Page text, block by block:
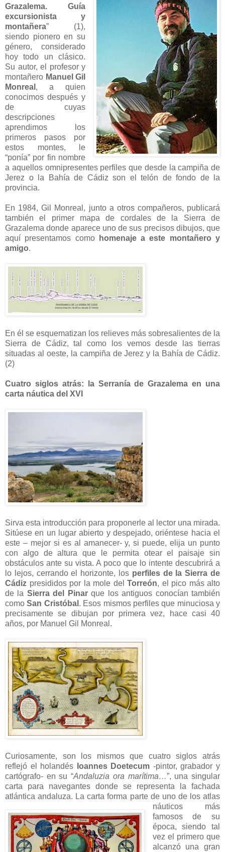
Grazalema. Guía
excursionista y
montañera” (1),
siendo pionero en su
género, considerado
hoy todo un clásico.
Su autor, el profesor y
montañero Manuel Gil
Monreal , a quien
conocimos después y
de cuyas
descripciones
aprendimos los
primeros pasos por
estos montes, le
“ponía” por fin nombre
a aquellos omnipresentes perfiles que desde la campiña de
Jerez o la Bahía de Cádiz son el telón de fondo de la
provincia.
En 1984, Gil Monreal, junto a otros compañeros, publicará
también el primer mapa de cordales de la Sierra de
Grazalema donde aparece uno de sus precisos dibujos, que
aquí presentamos como
homenaje a este montañero y
amigo.
En él se esquematizan los relieves más sobresalientes de la
Sierra de Cádiz, tal como los vemos desde las tierras
situadas al oeste, la campiña de Jerez y la Bahía de Cádiz.
(2)
Cuatro siglos atrás: la Serranía de Grazalema en una
carta náutica del XVI
Sirva esta introducción para proponerle al lector una mirada.
Sitúese en un lugar abierto y despejado, oriéntese hacia el
este – mejor si es al amanecer- y, si puede, elija un punto
con algo de altura que le permita otear el paisaje sin
obstáculos ante su vista. A poco que lo intente descubrirá a
lo lejos, cerrando el horizonte, los perfiles de la Sierra de
Cádiz presididos por la mole del Torreón, el pico más alto
de la Sierra del Pinarque los antiguos conocían también
comoSan Cristóbal . Esos mismos perfiles que minuciosa y
precisamente se dibujan por primera vez, hace casi 40
años, por Manuel Gil Monreal.
Curiosamente, son los mismos que cuatro siglos atrás
reflejó el holandés
Ioannes Doetecum -pintor, grabador y
cartógrafo- en su “Andaluzia ora marítima…”, una singular
carta para navegantes donde se representa la fachada
atlántica andaluza. La carta forma parte de uno de los atlas
náuticos más
famosos de su
época, siendo tal
vez el primero que
alcanzó una gran